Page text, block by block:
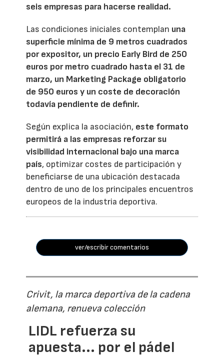
seis empresas para hacerse realidad.
Las condiciones iniciales contemplan una
superficie mínima de 9 metros cuadrados
por expositor, un precio Early Bird de 250
euros por metro cuadrado hasta el 31 de
marzo, un Marketing Package obligatorio
de 950 euros y un coste de decoración
todavía pendiente de definir.
Según explica la asociación, este formato
permitirá a las empresas reforzar su
visibilidad internacional bajo una marca
país, optimizar costes de participación y
beneficiarse de una ubicación destacada
dentro de uno de los principales encuentros
europeos de la industria deportiva.
ver/escribir comentarios
Crivit, la marca deportiva de la cadena
alemana, renueva colección
LIDL refuerza su
apuesta... por el pádel